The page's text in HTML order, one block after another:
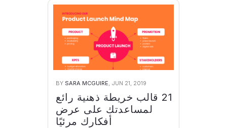
BY SARA MCGUIRE, JUN 21, 2019
21 قالب خريطة ذهنية رائع
لمساعدتك على عرض
أفكارك مرئيًا